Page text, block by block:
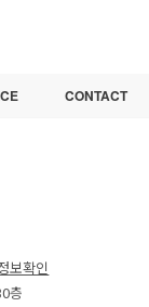
CONTACT
보확인
층